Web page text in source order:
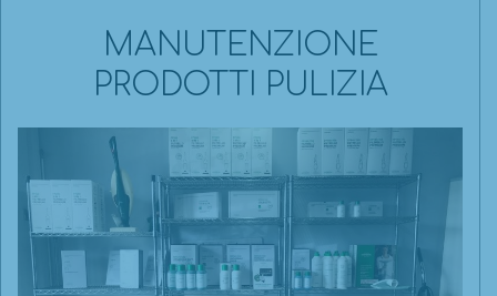
MANUTENZIONE
PRODOTTI PULIZIA